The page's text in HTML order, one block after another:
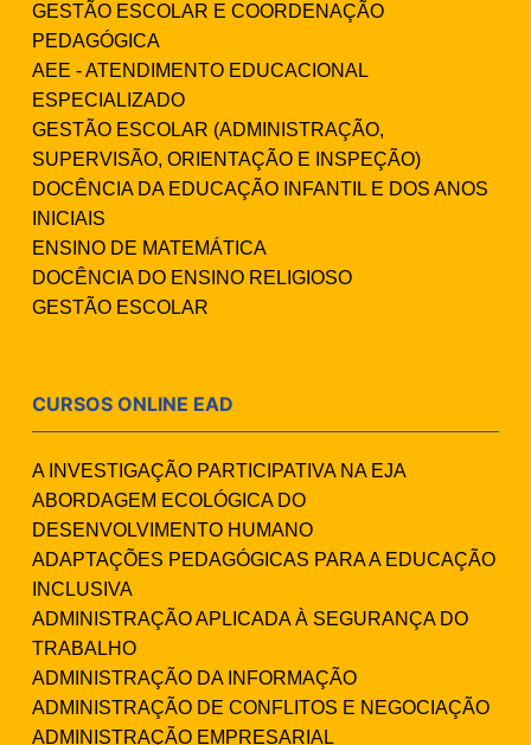
GESTÃO ESCOLAR E COORDENAÇÃO
PEDAGÓGICA
AEE - ATENDIMENTO EDUCACIONAL
ESPECIALIZADO
GESTÃO ESCOLAR (ADMINISTRAÇÃO,
SUPERVISÃO, ORIENTAÇÃO E INSPEÇÃO)
DOCÊNCIA DA EDUCAÇÃO INFANTIL E DOS ANOS
INICIAIS
ENSINO DE MATEMÁTICA
DOCÊNCIA DO ENSINO RELIGIOSO
GESTÃO ESCOLAR
CURSOS ONLINE EAD
A INVESTIGAÇÃO PARTICIPATIVA NA EJA
ABORDAGEM ECOLÓGICA DO
DESENVOLVIMENTO HUMANO
ADAPTAÇÕES PEDAGÓGICAS PARA A EDUCAÇÃO
INCLUSIVA
ADMINISTRAÇÃO APLICADA À SEGURANÇA DO
TRABALHO
ADMINISTRAÇÃO DA INFORMAÇÃO
ADMINISTRAÇÃO DE CONFLITOS E NEGOCIAÇÃO
ADMINISTRAÇÃO EMPRESARIAL